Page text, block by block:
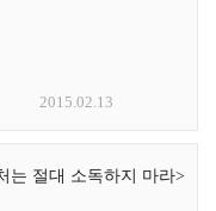
2015.02.13
는 절대 소독하지 마라>